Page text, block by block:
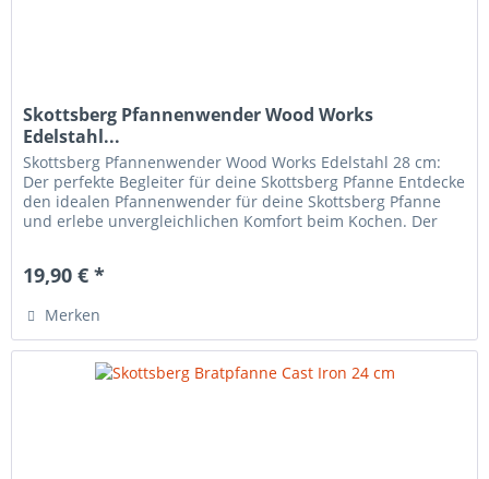
Skottsberg Pfannenwender Wood Works
Edelstahl...
Skottsberg Pfannenwender Wood Works Edelstahl 28 cm:
Der perfekte Begleiter für deine Skottsberg Pfanne Entdecke
den idealen Pfannenwender für deine Skottsberg Pfanne
und erlebe unvergleichlichen Komfort beim Kochen. Der
19,90 € *
Merken